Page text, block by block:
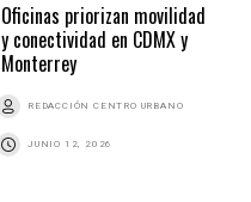
Oficinas priorizan movilidad
y conectividad en CDMX y
Monterrey
REDACCIÓN CENTRO URBANO
JUNIO 12, 2026